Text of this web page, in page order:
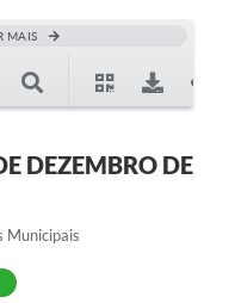
-
MAIS
DEZEMBRO DE
Municipais